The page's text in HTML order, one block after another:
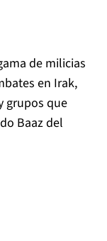
de milicias
en Irak,
grupos que
Baaz del